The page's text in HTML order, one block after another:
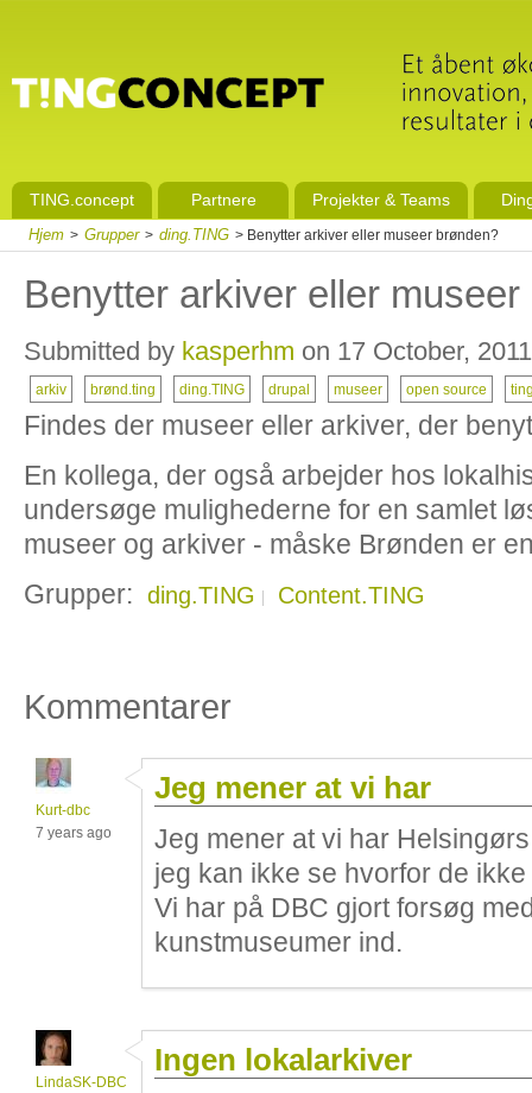
TING.concept Partnere Projekter & Teams
Hjem > Grupper > ding.TING > Benytter arkiver eller museer brønden?
Benytter arkiver eller
Submitted by kasperhm on 17 October,
arkiv brønd.ting ding.TING drupal museer open source
Findes der museer eller arkiver, der
En kollega, der også arbejder hos
undersøge mulighederne for en samlet
museer og arkiver - måske Brønden er
Grupper: ding.TING Content.TING
Kommentarer
Kurt-dbc
7 years ago
Jeg mener at vi har
Jeg mener at vi har
jeg kan ikke se hvorfor de
Vi har på DBC gjort forsøg
kunstmuseumer ind.
LindaSK-DBC
Ingen lokalarkiver